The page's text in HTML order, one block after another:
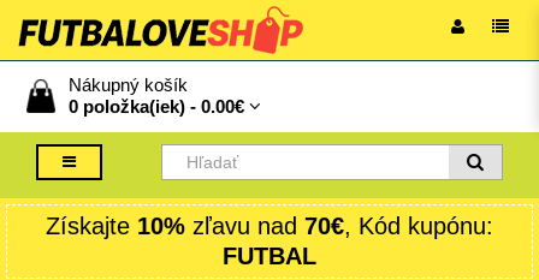
Nákupný košík
0 položka(iek) - 0.00€
Získajte 10% zľavu nad 70€, Kód kupónu:
FUTBAL